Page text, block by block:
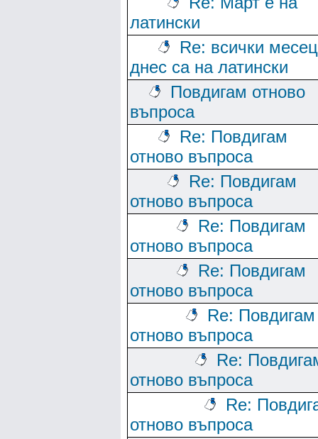
латински
Re: всички
днес са на латински
Повдигам отново
въпроса
Re: Повдигам
отново въпроса
Re: Повдигам
отново въпроса
Re: Повдигам
отново въпроса
Re: Повдигам
отново въпроса
Re: Повдигам
отново въпроса
Re:
отново въпроса
Re:
отново въпроса